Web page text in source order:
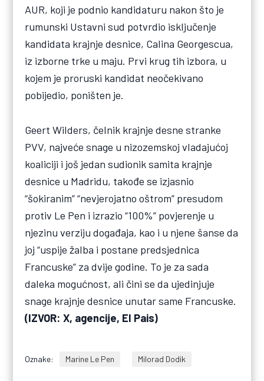
AUR, koji je podnio kandidaturu nakon što je
rumunski Ustavni sud potvrdio isključenje
kandidata krajnje desnice, Calina Georgescua,
iz izborne trke u maju. Prvi krug tih izbora, u
kojem je proruski kandidat neočekivano
pobijedio, poništen je.
Geert Wilders, čelnik krajnje desne stranke
PVV, najveće snage u nizozemskoj vladajućoj
koaliciji i još jedan sudionik samita krajnje
desnice u Madridu, takođe se izjasnio
“šokiranim” “nevjerojatno oštrom” presudom
protiv Le Pen i izrazio “100%” povjerenje u
njezinu verziju događaja, kao i u njene šanse da
joj “uspije žalba i postane predsjednica
Francuske” za dvije godine. To je za sada
daleka mogućnost, ali čini se da ujedinjuje
snage krajnje desnice unutar same Francuske.
(IZVOR: X, agencije, El Pais)
Oznake: Marine Le Pen Milorad Dodik